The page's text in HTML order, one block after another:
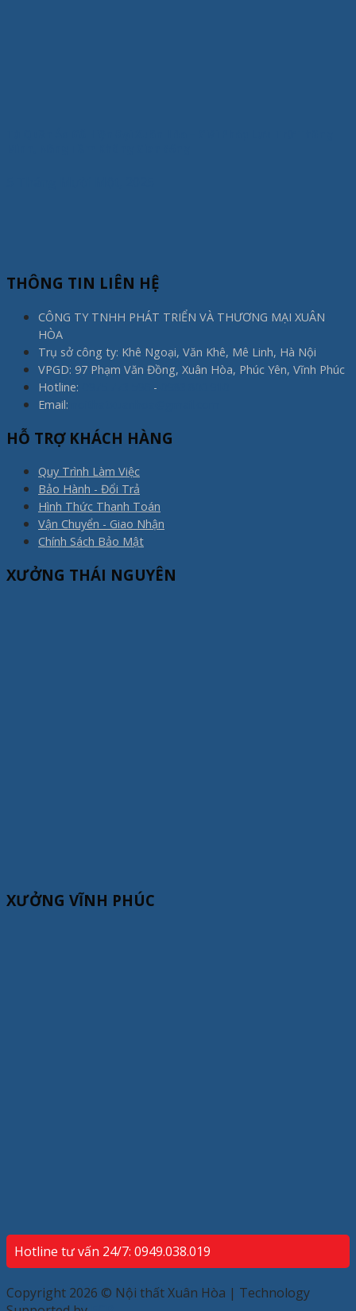
THÔNG TIN LIÊN HỆ
CÔNG TY TNHH PHÁT TRIỂN VÀ THƯƠNG MẠI XUÂN
HÒA
Trụ sở công ty: Khê Ngoại, Văn Khê, Mê Linh, Hà Nội
VPGD: 97 Phạm Văn Đồng, Xuân Hòa, Phúc Yên, Vĩnh Phúc
Hotline:
-
Email:
HỖ TRỢ KHÁCH HÀNG
Quy Trình Làm Việc
Bảo Hành - Đổi Trả
Hình Thức Thanh Toán
Vận Chuyển - Giao Nhận
Chính Sách Bảo Mật
XƯỞNG THÁI NGUYÊN
XƯỞNG VĨNH PHÚC
Hotline tư vấn 24/7: 0949.038.019
Copyright 2026 © Nội thất Xuân Hòa | Technology